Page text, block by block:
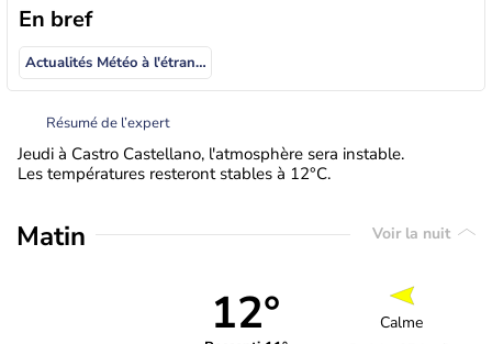
En bref
Actualités Météo à l'étranger
Résumé de l’expert
Jeudi à Castro Castellano, l'atmosphère sera instable.
Les températures resteront stables à 12°C.
Matin Voir la nuit
12° Calme